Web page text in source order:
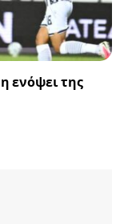
ενόψει της